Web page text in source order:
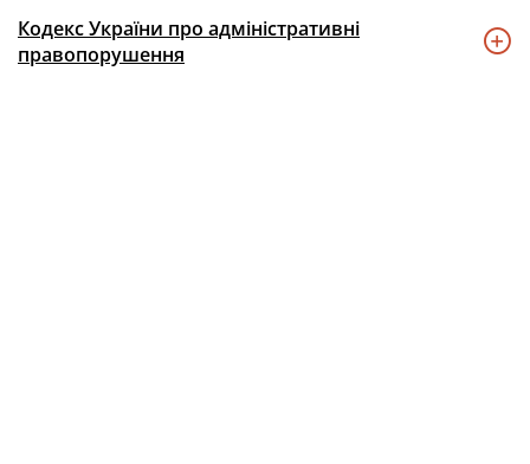
Кодекс України про адміністративні
правопорушення